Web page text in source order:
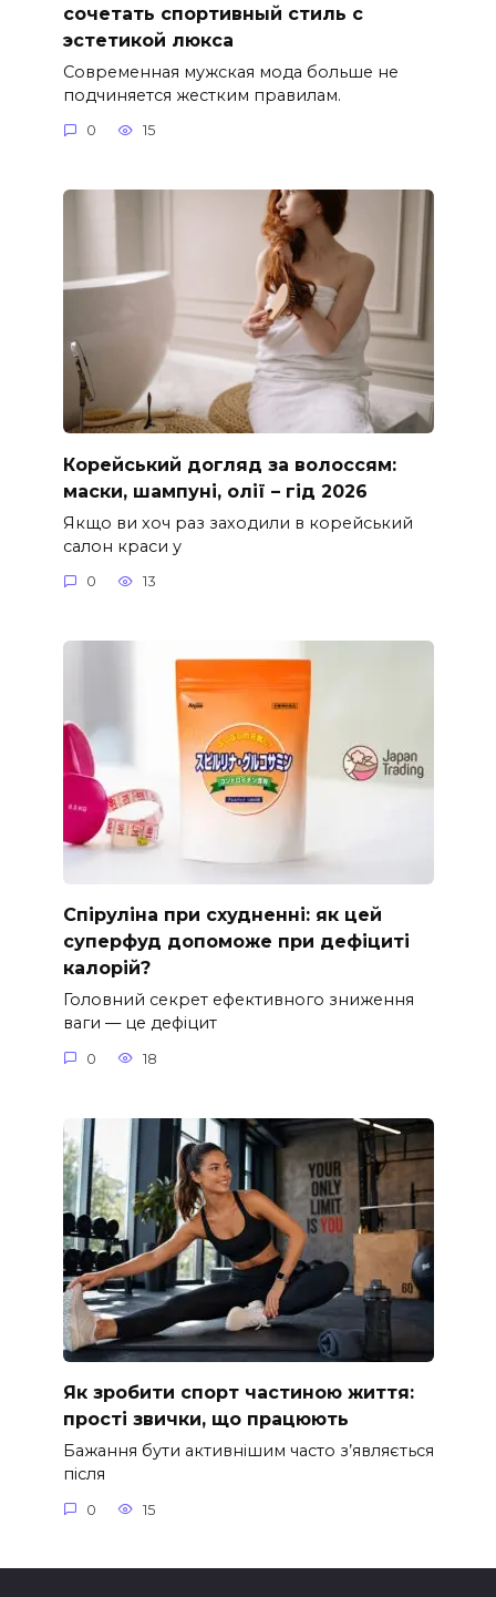
сочетать спортивный стиль с
эстетикой люкса
Современная мужская мода больше не
подчиняется жестким правилам.
0 15
Корейський догляд за волоссям:
маски, шампуні, олії – гід 2026
Якщо ви хоч раз заходили в корейський
салон краси у
0 13
Спіруліна при схудненні: як цей
суперфуд допоможе при дефіциті
калорій?
Головний секрет ефективного зниження
ваги — це дефіцит
0 18
Як зробити спорт частиною життя:
прості звички, що працюють
Бажання бути активнішим часто з’являється
після
0 15